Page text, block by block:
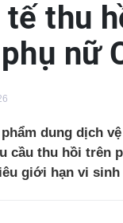
tế thu
nữ
dung dịch
cầu thu hồi trên
giới hạn vi